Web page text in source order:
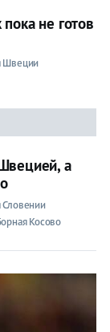
не готов
Швеции
а
Словении
Косово